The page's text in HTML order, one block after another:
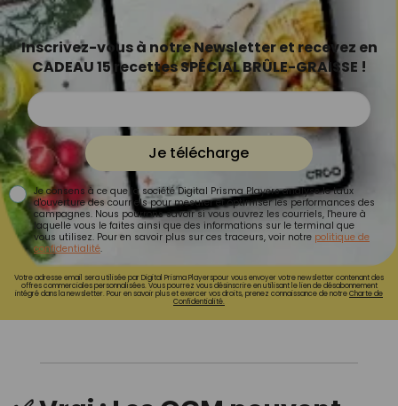
Inscrivez-vous à notre Newsletter et recevez en
CADEAU 15 recettes SPÉCIAL BRÛLE-GRAISSE !
Je télécharge
Je consens à ce que la société Digital Prisma Players analyse le taux
d'ouverture des courriels pour mesurer et optimiser les performances des
campagnes. Nous pourrons savoir si vous ouvrez les courriels, l'heure à
laquelle vous le faites ainsi que des informations sur le terminal que
vous utilisez. Pour en savoir plus sur ces traceurs, voir notre politique de
confidentialité.
Votre adresse email sera utilisée par Digital Prisma Playerspour vous envoyer votre newsletter contenant des
offres commerciales personnalisées. Vous pourrez vous désinscrire en utilisant le lien de désabonnement
intégré dans la newsletter. Pour en savoir plus et exercer vos droits, prenez connaissance de notreCharte de
Confidentialité.